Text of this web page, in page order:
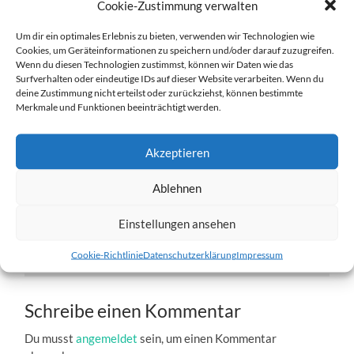
Cookie-Zustimmung verwalten
Um dir ein optimales Erlebnis zu bieten, verwenden wir Technologien wie
Cookies, um Geräteinformationen zu speichern und/oder darauf zuzugreifen.
Wenn du diesen Technologien zustimmst, können wir Daten wie das
Surfverhalten oder eindeutige IDs auf dieser Website verarbeiten. Wenn du
deine Zustimmung nicht erteilst oder zurückziehst, können bestimmte
Merkmale und Funktionen beeinträchtigt werden.
Akzeptieren
Ablehnen
Einstellungen ansehen
Cookie-RichtlinieDatenschutzerklärungImpressum
w6-04.02.2012-a.jpg
Nächster»
Schreibe einen Kommentar
Du musstangemeldet sein, um einen Kommentar